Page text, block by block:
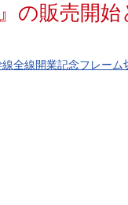
の販売開
全線開業記念フレー